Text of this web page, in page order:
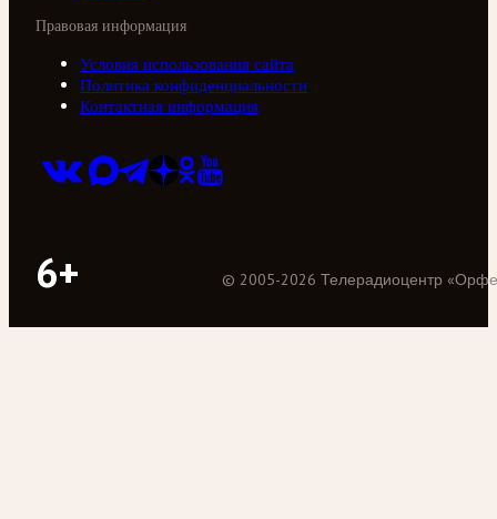
Правовая информация
Условия использования сайта
Политика конфиденциальности
Контактная информация
6+ © 2005-2026 Телерадиоцентр